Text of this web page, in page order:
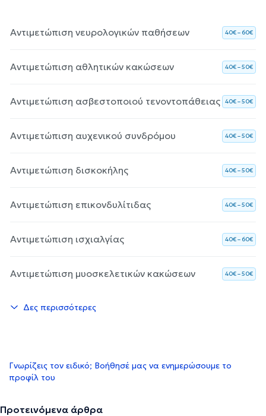
Αντιμετώπιση νευρολογικών παθήσεων 40€ – 60€
Αντιμετώπιση αθλητικών κακώσεων 40€ – 50€
Αντιμετώπιση ασβεστοποιού τενοντοπάθειας 40€ – 50€
Αντιμετώπιση αυχενικού συνδρόμου 40€ – 50€
Αντιμετώπιση δισκοκήλης 40€ – 50€
Αντιμετώπιση επικονδυλίτιδας 40€ – 50€
Αντιμετώπιση ισχιαλγίας 40€ – 60€
Αντιμετώπιση μυοσκελετικών κακώσεων 40€ – 50€
Δες περισσότερες
Γνωρίζεις τον ειδικό; Βοήθησέ μας να ενημερώσουμε το
προφίλ του
Προτεινόμενα άρθρα